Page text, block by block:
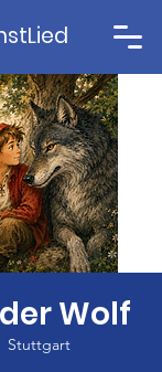
Wolf
Stuttgart